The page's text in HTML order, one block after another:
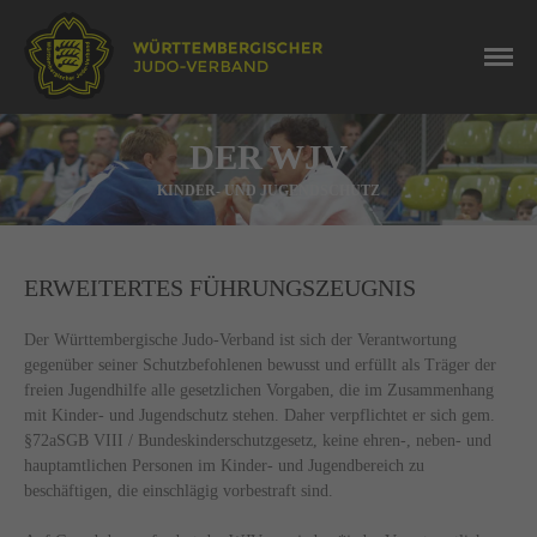
DER WJV
KINDER- UND JUGENDSCHUTZ
ERWEITERTES FÜHRUNGSZEUGNIS
Der Württembergische Judo-Verband ist sich der Verantwortung
gegenüber seiner Schutzbefohlenen bewusst und erfüllt als Träger der
freien Jugendhilfe alle gesetzlichen Vorgaben, die im Zusammenhang
mit Kinder- und Jugendschutz stehen. Daher verpflichtet er sich gem.
§72aSGB VIII / Bundeskinderschutzgesetz, keine ehren-, neben- und
hauptamtlichen Personen im Kinder- und Jugendbereich zu
beschäftigen, die einschlägig vorbestraft sind.